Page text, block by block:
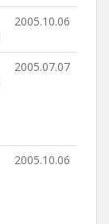
2005.10.06
2005.07.07
2005.10.06